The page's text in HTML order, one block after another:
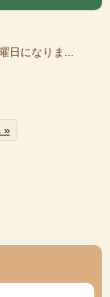
日になりま...
»